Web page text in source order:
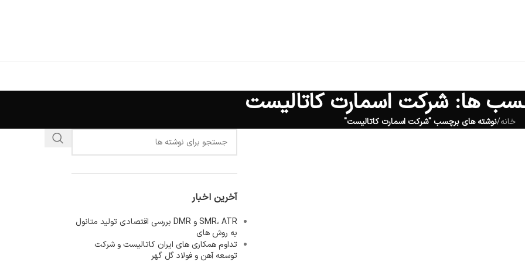
ها: شرکت اسمارت کاتالیست
خانه/نوشته های برچسب "شرکت اسمارت کاتالیست"
آخرین اخبار
SMR، ATR و DMR بررسی اقتصادی تولید متانول
به روش های
تداوم همکاری های ایران کاتالیست و شرکت
توسعه آهن و فولاد گل گهر